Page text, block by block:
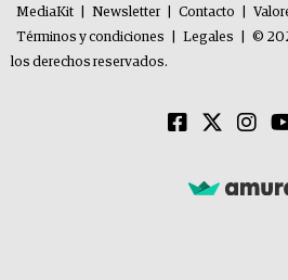
MediaKit Newsletter Contacto
Términos y condiciones
Legales
©
los derechos reservados.